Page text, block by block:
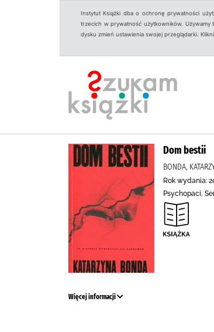
Instytut Książki dba o ochronę prywatności
trzecich w prywatność użytkowników. Używamy
dysku zmień ustawienia swojej przeglądarki.
Dom bestii
BONDA,
Rok wydania:
Psychopaci,
Więcej informacji